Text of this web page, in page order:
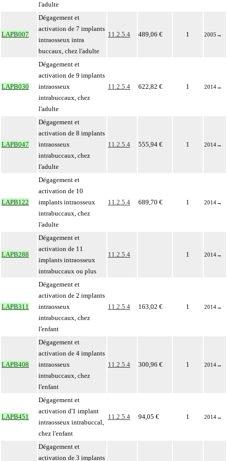
l'adulte
LAPB007
Dégagement et
activation de 7 implants
intraosseux intra
buccaux, chez l'adulte
11.2.5.4 489,06 € 1 2005 →
LAPB030
Dégagement et
activation de 9 implants
intraosseux
intrabuccaux, chez
l'adulte
11.2.5.4 622,82 € 1 2014→
LAPB047
Dégagement et
activation de 8 implants
intraosseux
intrabuccaux, chez
l'adulte
11.2.5.4 555,94 € 1 2014→
LAPB122
Dégagement et
activation de 10
implants intraosseux
intrabuccaux, chez
l'adulte
11.2.5.4 689,70 € 1 2014→
LAPB288
Dégagement et
activation de 11
implants intraosseux
intrabuccaux ou plus
11.2.5.4 1 2014→
LAPB311
Dégagement et
activation de 2 implants
intraosseux
intrabuccaux, chez
l'enfant
11.2.5.4 163,02 € 1 2014→
LAPB408
Dégagement et
activation de 4 implants
intraosseux
intrabuccaux, chez
l'enfant
11.2.5.4 300,96 € 1 2014→
LAPB451
Dégagement et
activation d'1 implant
intraosseux intrabuccal,
chez l'enfant
11.2.5.4 94,05 € 1 2014→
Dégagement et
activation de 3 implants